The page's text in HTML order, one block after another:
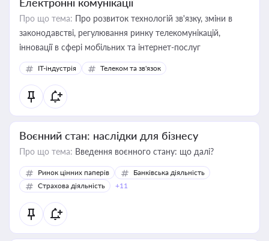
Про що тема: Про розвиток технологій зв'язку, зміни в
законодавстві, регулювання ринку телекомунікацій,
інновації в сфері мобільних та інтернет-послуг
IT-індустрія Телеком та зв'язок
Воєнний стан: наслідки для бізнесу
Про що тема: Введення воєнного стану: що далі?
Ринок цінних паперів
Банківська діяльність
Страхова діяльність
+11